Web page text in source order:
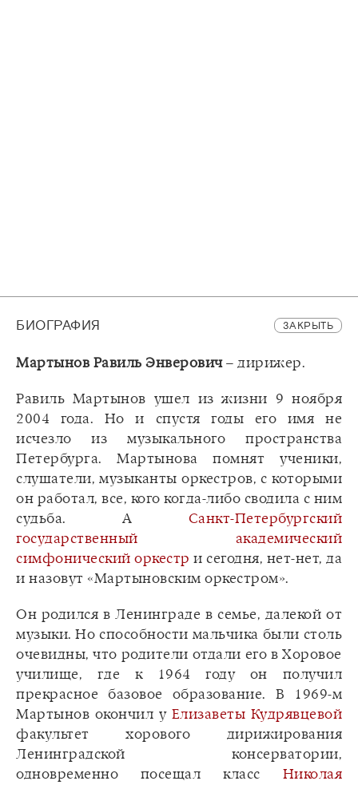
БИОГРАФИЯ ЗАКРЫТЬ
Мартынов Равиль Энверович– дирижер.
Равиль Мартынов ушел из жизни 9 ноября
2004 года. Но и спустя годы его имя не
исчезло из музыкального пространства
Петербурга. Мартынова помнят ученики,
слушатели, музыканты оркестров, с которыми
он работал, все, кого когда-либо сводила с ним
судьба. А Санкт-Петербургский
государственный академический
симфонический оркестр и сегодня, нет-нет, да
и назовут «Мартыновским оркестром».
Он родился в Ленинграде в семье, далекой от
музыки. Но способности мальчика были столь
очевидны, что родители отдали его в Хоровое
училище, где к 1964 году он получил
прекрасное базовое образование. В 1969-м
Мартынов окончил у Елизаветы Кудрявцевой
факультет хорового дирижирования
Ленинградской консерватории,
одновременно посещал класс Николая